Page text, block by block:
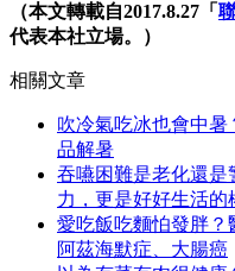
（本文轉載自2017.8.27「
代表本社立場。）
相關文章
吹冷氣吃冰也會中
品解暑
吞嚥困難是老化還是
力，更是好好生活的
愛吃飯吃麵怕發胖？
阿茲海默症、大腸癌